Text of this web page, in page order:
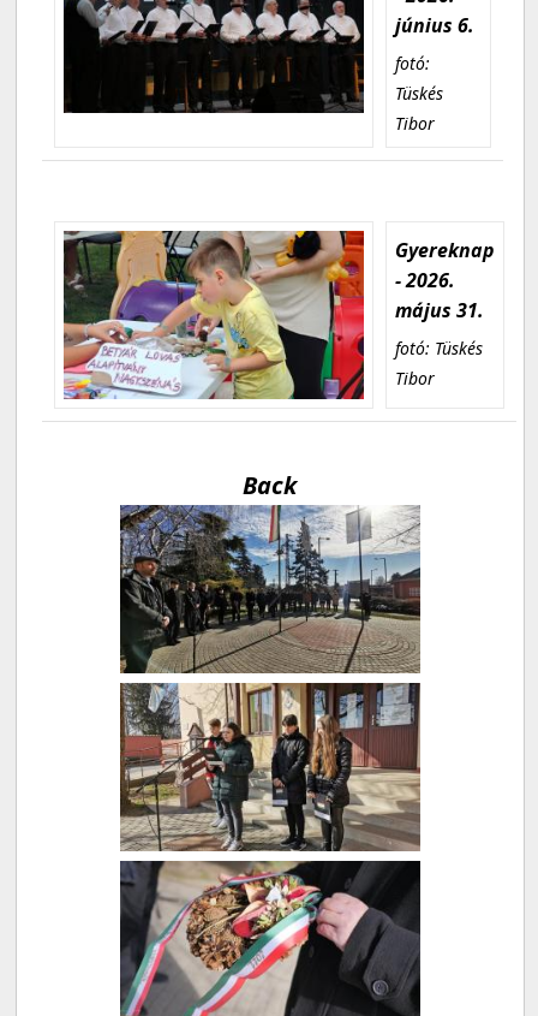
június 6.
fotó:
Tüskés
Tibor
Gyereknap
- 2026.
május 31.
fotó: Tüskés
Tibor
Back